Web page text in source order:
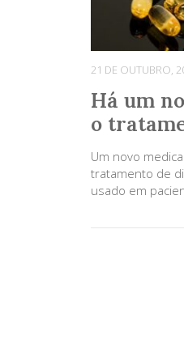
21 DE OUTUBRO,
Há um
o
Um novo
tratamento de
usado em